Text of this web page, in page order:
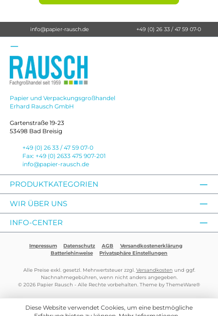
info@papier-rausch.de +49 (0) 26 33 / 47 59 07-0
Papier und Verpackungsgroßhandel
Erhard Rausch GmbH
Gartenstraße 19-23
53498 Bad Breisig
+49 (0) 26 33 / 47 59 07-0
Fax: +49 (0) 2633 475 907-201
info@papier-rausch.de
PRODUKTKATEGORIEN
WIR ÜBER UNS
INFO-CENTER
Impressum Datenschutz AGB
Versandkostenerklärung
Batteriehinweise
Privatsphäre Einstellungen
Alle Preise exkl. gesetzl. Mehrwertsteuer zzgl. Versandkosten und ggf.
Nachnahmegebühren, wenn nicht anders angegeben.
© 2026 Papier Rausch - Alle Rechte vorbehalten. Theme by ThemeWare®
Diese Website verwendet Cookies, um eine bestmögliche